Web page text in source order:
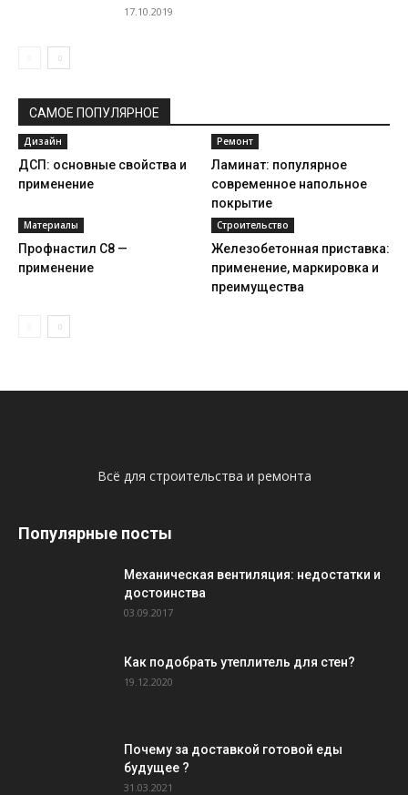
17.10.2019
САМОЕ ПОПУЛЯРНОЕ
Дизайн
ДСП: основные свойства и
применение
Ремонт
Ламинат: популярное
современное напольное
покрытие
Материалы
Профнастил С8 —
применение
Строительство
Железобетонная приставка:
применение, маркировка и
преимущества
Всё для строительства и ремонта
Популярные посты
Механическая вентиляция: недостатки и
достоинства
03.09.2017
Как подобрать утеплитель для стен?
19.12.2020
Почему за доставкой готовой еды
будущее ?
31.03.2021